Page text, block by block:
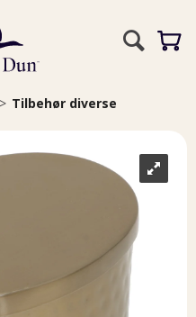
Tilbehør diverse